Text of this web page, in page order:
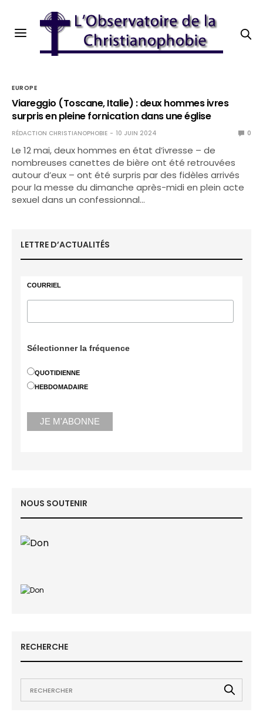
EUROPE
Viareggio (Toscane, Italie) : deux hommes ivres
surpris en pleine fornication dans une église
RÉDACTION CHRISTIANOPHOBIE 10 JUIN 2024 0
Le 12 mai, deux hommes en état d’ivresse – de
nombreuses canettes de bière ont été retrouvées
autour d’eux – ont été surpris par des fidèles arrivés
pour la messe du dimanche après-midi en plein acte
sexuel dans un confessionnal…
LETTRE D’ACTUALITÉS
COURRIEL
Sélectionner la fréquence
QUOTIDIENNE
HEBDOMADAIRE
NOUS SOUTENIR
RECHERCHE